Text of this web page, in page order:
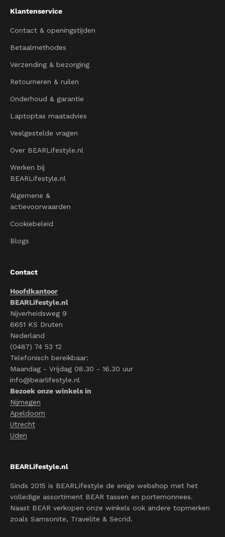
Klantenservice
Contact & openingstijden
Betaalmethodes
Verzending & bezorging
Retourneren & ruilen
Onderhoud & garantie
Laptoptas maatadvies
Veelgestelde vragen
Over BEARLifestyle.nl
Werken bij
BEARLifestyle.nl
Algemene &
actievoorwaarden
Cookiebeleid
Blogs
Contact
Hoofdkantoor
BEARLifestyle.nl
Nijverheidsweg 9
6651 KS Druten
Nederland
(0487) 74 53 12
Telefonisch bereikbaar:
Maandag - Vrijdag 08.30 - 16.30 uur
info@bearlifestyle.nl
Bezoek onze winkels in
Nijmegen
Apeldoorn
Utrecht
Uden
BEARLifestyle.nl
Sinds 2015 is BEARLifestyle de enige webshop met het
volledige assortiment BEAR tassen en portemonnees.
Naast BEAR verkopen onze winkels ook andere topmerken
zoals Samsonite, Travelite & Secrid.